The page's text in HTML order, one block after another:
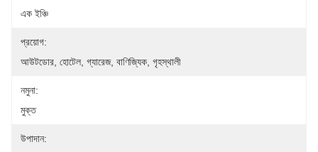
এক ইঞ্চি
প্রয়োগ:
আউটডোর, হোটেল, গ্যারেজ, বাণিজ্যিক, গৃহস্থালী
নমুনা:
মুক্ত
উপাদান: